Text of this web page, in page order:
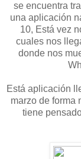
se encuentra
una aplicación
10, Está vez
cuales nos
donde nos
Está aplicación
marzo de forma
tiene